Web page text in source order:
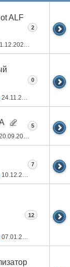
ALF
13:50
2
24.11.2025
0
5
10.12.2023
7
07.01.2023
12